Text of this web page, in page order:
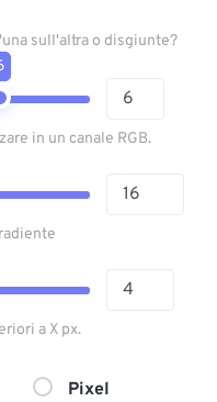
sull'altra o disgiunte?
in un canale RGB.
a X px.
Pixel